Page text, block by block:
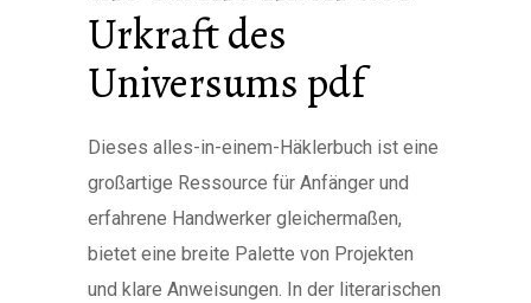
Urkraft des
Universums pdf
Dieses alles-in-einem-Häklerbuch ist eine
großartige Ressource für Anfänger und
erfahrene Handwerker gleichermaßen,
bietet eine breite Palette von Projekten
und klare Anweisungen. In der literarischen